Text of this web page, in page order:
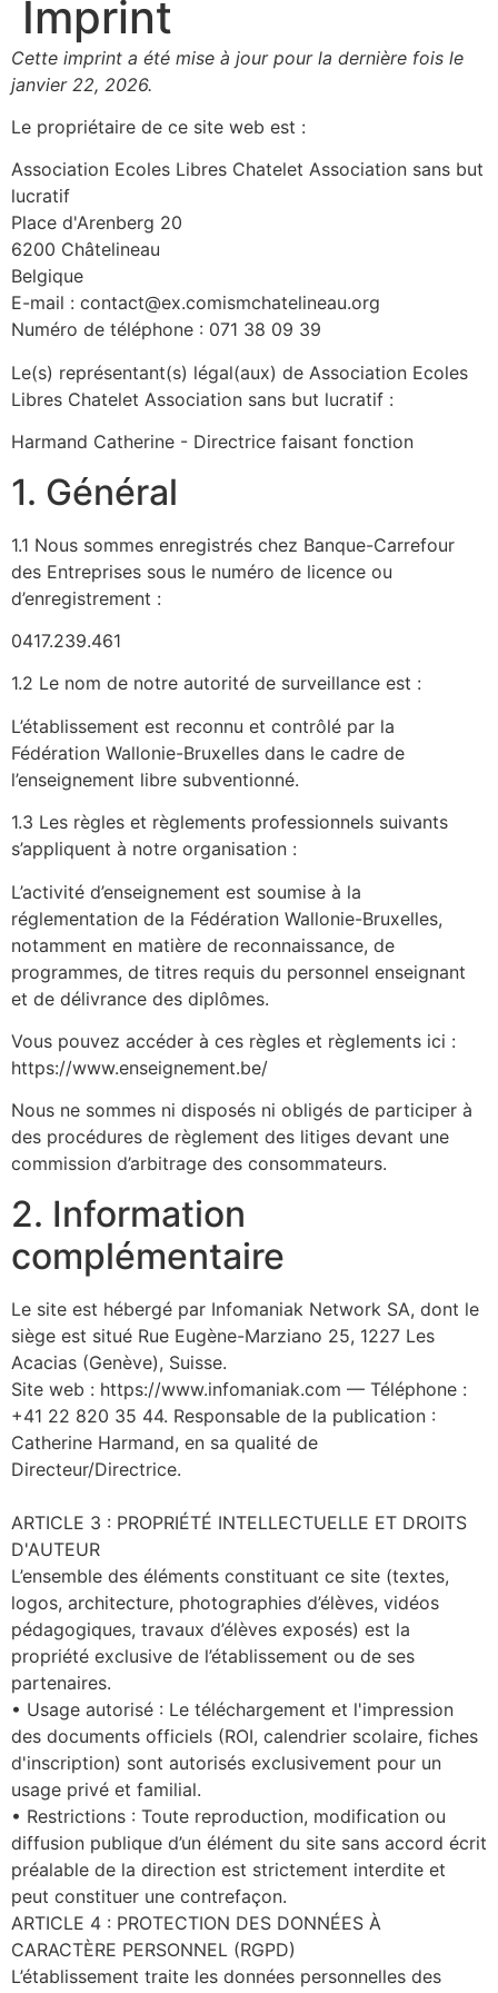
Imprint
Cette imprint a été mise à jour pour la dernière fois le
janvier 22, 2026.
Le propriétaire de ce site web est :
Association Ecoles Libres Chatelet Association sans but
lucratif
Place d'Arenberg 20
6200 Châtelineau
Belgique
E-mail : contact@ex.comismchatelineau.org
Numéro de téléphone : 071 38 09 39
Le(s) représentant(s) légal(aux) de Association Ecoles
Libres Chatelet Association sans but lucratif :
Harmand Catherine - Directrice faisant fonction
1. Général
1.1 Nous sommes enregistrés chez Banque-Carrefour
des Entreprises sous le numéro de licence ou
d’enregistrement :
0417.239.461
1.2 Le nom de notre autorité de surveillance est :
L’établissement est reconnu et contrôlé par la
Fédération Wallonie-Bruxelles dans le cadre de
l’enseignement libre subventionné.
1.3 Les règles et règlements professionnels suivants
s’appliquent à notre organisation :
L’activité d’enseignement est soumise à la
réglementation de la Fédération Wallonie-Bruxelles,
notamment en matière de reconnaissance, de
programmes, de titres requis du personnel enseignant
et de délivrance des diplômes.
Vous pouvez accéder à ces règles et règlements ici :
https://www.enseignement.be/
Nous ne sommes ni disposés ni obligés de participer à
des procédures de règlement des litiges devant une
commission d’arbitrage des consommateurs.
2. Information
complémentaire
Le site est hébergé par Infomaniak Network SA, dont le
siège est situé Rue Eugène-Marziano 25, 1227 Les
Acacias (Genève), Suisse.
Site web : https://www.infomaniak.com — Téléphone :
+41 22 820 35 44. Responsable de la publication :
Catherine Harmand, en sa qualité de
Directeur/Directrice.
ARTICLE 3 : PROPRIÉTÉ INTELLECTUELLE ET DROITS
D'AUTEUR
L’ensemble des éléments constituant ce site (textes,
logos, architecture, photographies d’élèves, vidéos
pédagogiques, travaux d’élèves exposés) est la
propriété exclusive de l’établissement ou de ses
partenaires.
• Usage autorisé : Le téléchargement et l'impression
des documents officiels (ROI, calendrier scolaire, fiches
d'inscription) sont autorisés exclusivement pour un
usage privé et familial.
• Restrictions : Toute reproduction, modification ou
diffusion publique d’un élément du site sans accord écrit
préalable de la direction est strictement interdite et
peut constituer une contrefaçon.
ARTICLE 4 : PROTECTION DES DONNÉES À
CARACTÈRE PERSONNEL (RGPD)
L’établissement traite les données personnelles des